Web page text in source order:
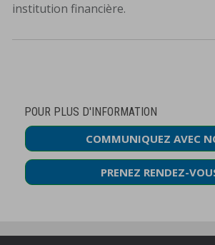
institution financière.
POUR PLUS D'INFORMATION
COMMUNIQUEZ AVEC
PRENEZ RENDEZ-